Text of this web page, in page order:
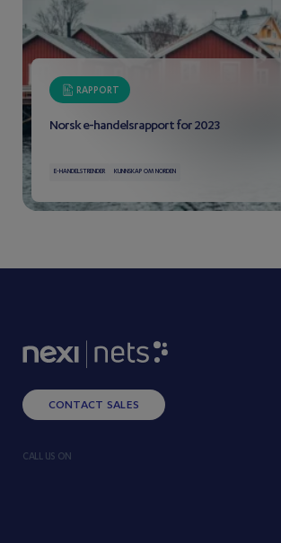
RAPPORT
Norsk e-handelsrapport for 2023
E-HANDELSTRENDER KUNNSKAP OM NORDEN
CONTACT SALES
CALL US ON